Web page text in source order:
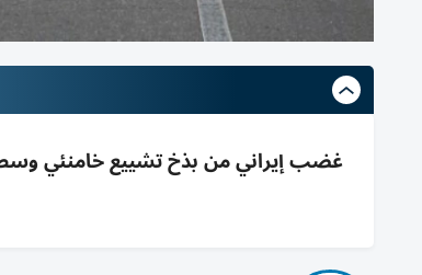
غضب إيراني من بذخ تشييع خامنئي وسط